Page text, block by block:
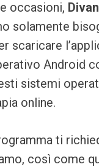
occasioni,
solamente
scaricare
Android
sistemi
online.
ti
così come